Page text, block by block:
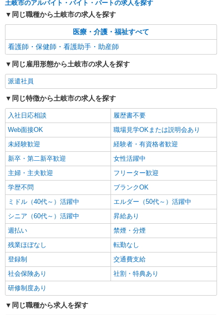
土岐市のアルバイト・バイト・パートの求人を探す
同じ職種から土岐市の求人を探す
医療・介護・福祉すべて
看護師・保健師・看護助手・助産師
同じ雇用形態から土岐市の求人を探す
派遣社員
同じ特徴から土岐市の求人を探す
入社日応相談
履歴書不要
Web面接OK
職場見学OKまたは説明会あり
未経験歓迎
経験者・有資格者歓迎
新卒・第二新卒歓迎
女性活躍中
主婦・主夫歓迎
フリーター歓迎
学歴不問
ブランクOK
ミドル（40代～）活躍中
エルダー（50代～）活躍中
シニア（60代～）活躍中
昇給あり
週払い
禁煙・分煙
残業ほぼなし
転勤なし
登録制
交通費支給
社会保険あり
社割・特典あり
研修制度あり
同じ職種から求人を探す